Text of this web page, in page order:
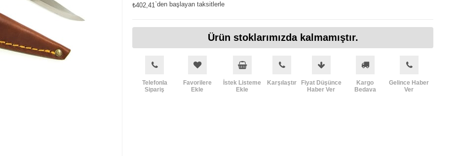
₺402,41`den başlayan taksitlerle
Ürün stoklarımızda kalmamıştır.
Telefonla
Sipariş
Favorilere
Ekle
İstek Listeme
Ekle
Karşılaştır
Fiyat Düşünce
Haber Ver
Kargo
Bedava
Gelince Haber
Ver